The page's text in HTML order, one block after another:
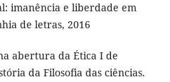
imanência e liberdade em
de letras, 2016
abertura da Ética I de
da Filosofia das ciências.